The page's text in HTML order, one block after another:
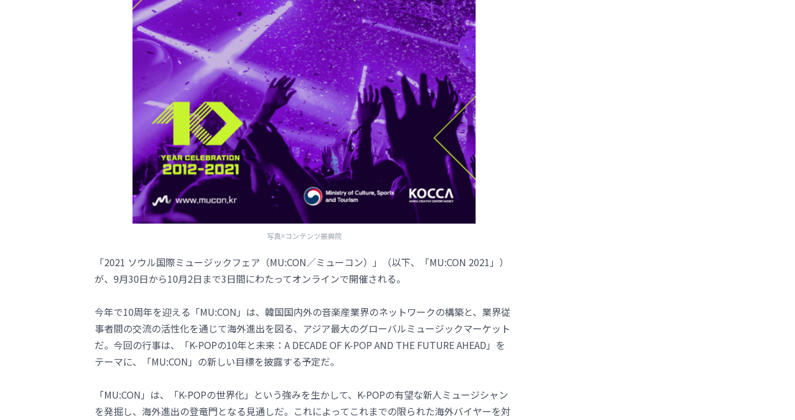
写真=コンテンツ振興院
「2021 ソウル国際ミュージックフェア（MU:CON／ミューコン）」（以下、「MU:CON 2021」）
が、9月30日から10月2日まで3日間にわたってオンラインで開催される。
今年で10周年を迎える「MU:CON」は、韓国国内外の音楽産業界のネットワークの構築と、業界従
事者間の交流の活性化を通じて海外進出を図る、アジア最大のグローバルミュージックマーケット
だ。今回の行事は、「K-POPの10年と未来：A DECADE OF K-POP AND THE FUTURE AHEAD」を
テーマに、「MU:CON」の新しい目標を披露する予定だ。
「MU:CON」は、「K-POPの世界化」という強みを生かして、K-POPの有望な新人ミュージシャン
を発掘し、海外進出の登竜門となる見通しだ。これによってこれまでの限られた海外バイヤーを対